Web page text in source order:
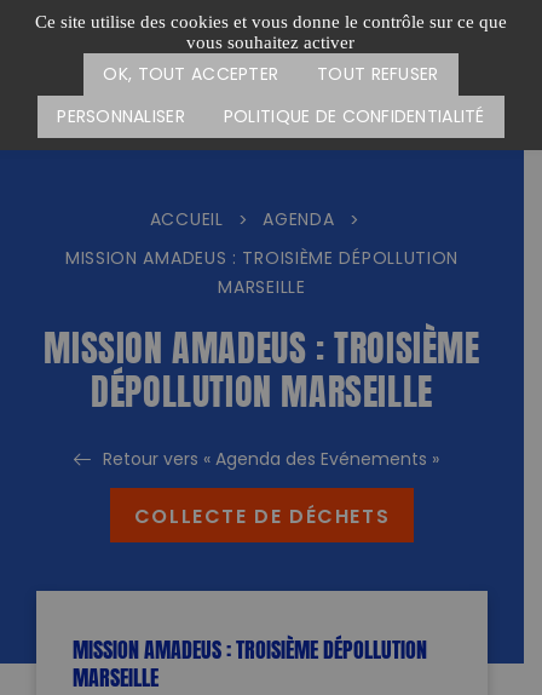
Ce site utilise des cookies et vous donne le contrôle sur ce que
vous souhaitez activer
OK, TOUT ACCEPTER
TOUT REFUSER
PERSONNALISER
POLITIQUE DE CONFIDENTIALITÉ
Passer
Menu
CARTE DES ACTIONS FAIRE UN DON
ACCUEIL > AGENDA
>
MISSION AMADEUS : TROISIÈME DÉPOLLUTION
MARSEILLE
MISSION AMADEUS : TROISIÈME
DÉPOLLUTION MARSEILLE
Retour vers « Agenda des Evénements »
COLLECTE DE DÉCHETS
MISSION AMADEUS : TROISIÈME DÉPOLLUTION
MARSEILLE